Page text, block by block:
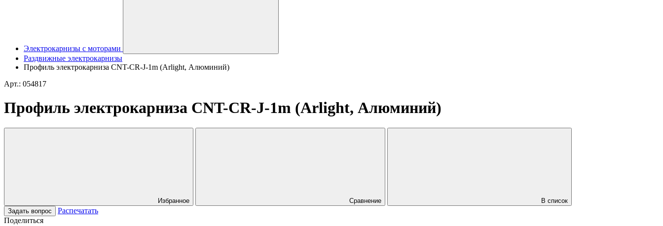
Электрокарнизы с моторами
Раздвижные электрокарнизы
Профиль электрокарниза CNT-CR-J-1m (Arlight, Алюминий)
Арт.: 054817
Профиль электрокарниза CNT-CR-J-1m (Arlight, Алюминий)
Избранное Сравнение
В список
Задать вопрос
Распечатать
Поделиться